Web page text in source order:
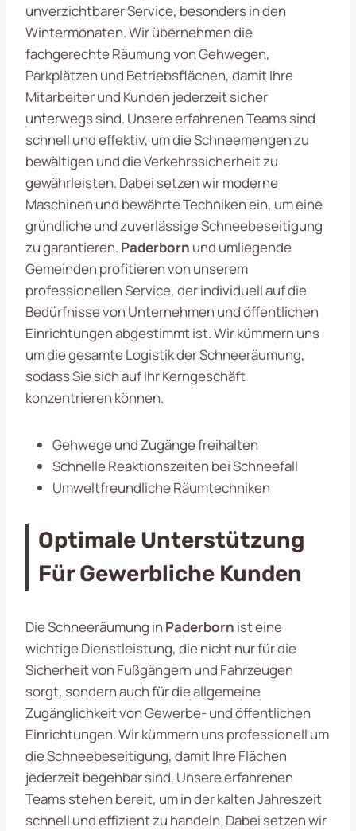
unverzichtbarer Service, besonders in den
Wintermonaten. Wir übernehmen die
fachgerechte Räumung von Gehwegen,
Parkplätzen und Betriebsflächen, damit Ihre
Mitarbeiter und Kunden jederzeit sicher
unterwegs sind. Unsere erfahrenen Teams sind
schnell und effektiv, um die Schneemengen zu
bewältigen und die Verkehrssicherheit zu
gewährleisten. Dabei setzen wir moderne
Maschinen und bewährte Techniken ein, um eine
gründliche und zuverlässige Schneebeseitigung
zu garantieren. Paderborn und umliegende
Gemeinden profitieren von unserem
professionellen Service, der individuell auf die
Bedürfnisse von Unternehmen und öffentlichen
Einrichtungen abgestimmt ist. Wir kümmern uns
um die gesamte Logistik der Schneeräumung,
sodass Sie sich auf Ihr Kerngeschäft
konzentrieren können.
Gehwege und Zugänge freihalten
Schnelle Reaktionszeiten bei Schneefall
Umweltfreundliche Räumtechniken
Optimale Unterstützung
Für Gewerbliche Kunden
Die Schneeräumung in Paderborn ist eine
wichtige Dienstleistung, die nicht nur für die
Sicherheit von Fußgängern und Fahrzeugen
sorgt, sondern auch für die allgemeine
Zugänglichkeit von Gewerbe- und öffentlichen
Einrichtungen. Wir kümmern uns professionell um
die Schneebeseitigung, damit Ihre Flächen
jederzeit begehbar sind. Unsere erfahrenen
Teams stehen bereit, um in der kalten Jahreszeit
schnell und effizient zu handeln. Dabei setzen wir